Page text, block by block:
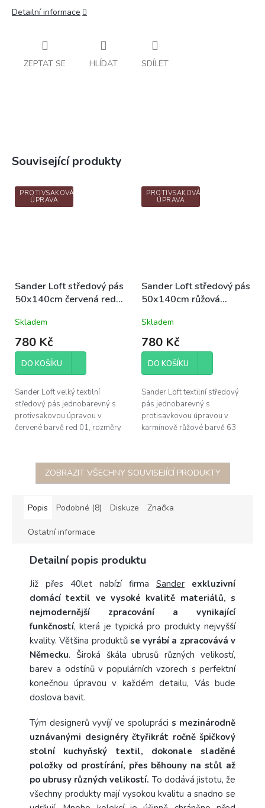
Detailní informace
ZEPTAT SE HLÍDAT SDÍLET
Související produkty
PROTIVSAKOVÁ
ÚPRAVA
Sander Loft středový pás
50x140cm červená red
Skladem
780 Kč
DO KOŠÍKU
Sander Loft velký textilní
středový pás jednobarevný s
protivsakovou úpravou v
červené barvě red 01, rozměry
protivsakové...
PROTIVSAKOVÁ
ÚPRAVA
Sander Loft středový pás
50x140cm růžová
úprava
Skladem
780 Kč
DO KOŠÍKU
Sander Loft textilní středový
pás jednobarevný s
protisavkovou úpravou v
karmínově růžové barvě 63
pro aktivovaci...
ZOBRAZIT VŠECHNY SOUVISEJÍCÍ PRODUKTY
Popis Podobné (8) Diskuze Značka
Ostatní informace
Detailní popis produktu
Již přes 40let nabízí firma Sander
exkluzivní
domácí textil ve vysoké kvalitě materiálů, s
nejmodernější zpracování a vynikající
funkčností, která je typická pro produkty nejvyšší
kvality. Většina produktů se vyrábí a zpracovává v
Německu. Široká škála ubrusů různých velikostí,
barev a odstínů v populárních vzorech s perfektní
konečnou úpravou v každém detailu, Vás bude
doslova bavit.
Tým designerů vyvíjí ve spolupráci s mezinárodně
uznávanými designéry čtyřikrát ročně špičkový
stolní kuchyňský textil, dokonale sladěné
položky od prostírání, přes běhouny na stůl až
po ubrusy různých velikostí. To dodává jistotu, že
všechny produkty mají vysokou kvalitu a snadno se